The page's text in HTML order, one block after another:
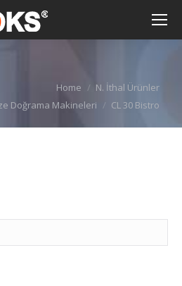
Home
N. İthal Ürünler
Doğrama Makineleri
CL 30 Bistro